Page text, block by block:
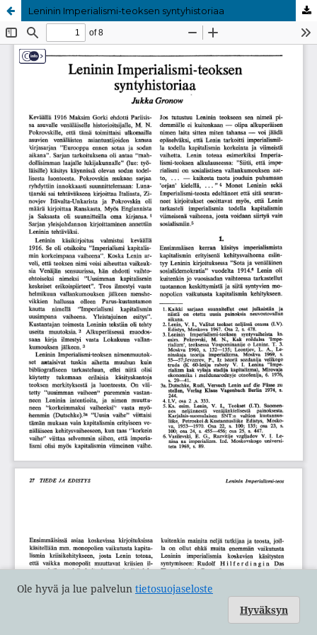
Leninin Imperialismi-teoksen syntyhistoriaa
Ole hyvä ja lue palvelun tietosuojaseloste
Hyväksyn
Palvelua ylläpitääTieteellisten seurain valtuuskunta.